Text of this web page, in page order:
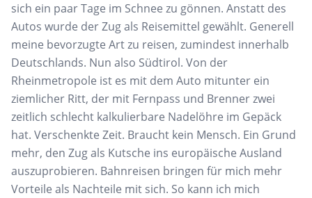
sich ein paar Tage im Schnee zu gönnen. Anstatt des
Autos wurde der Zug als Reisemittel gewählt. Generell
meine bevorzugte Art zu reisen, zumindest innerhalb
Deutschlands. Nun also Südtirol. Von der
Rheinmetropole ist es mit dem Auto mitunter ein
ziemlicher Ritt, der mit Fernpass und Brenner zwei
zeitlich schlecht kalkulierbare Nadelöhre im Gepäck
hat. Verschenkte Zeit. Braucht kein Mensch. Ein Grund
mehr, den Zug als Kutsche ins europäische Ausland
auszuprobieren. Bahnreisen bringen für mich mehr
Vorteile als Nachteile mit sich. So kann ich mich